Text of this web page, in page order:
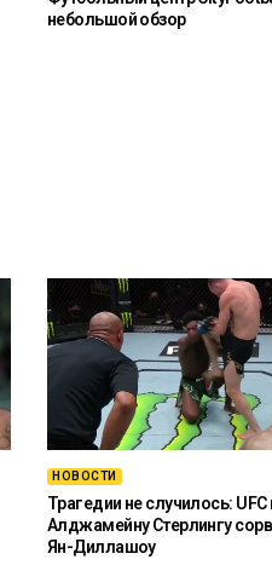
небольшой обзор
НОВОСТИ
Трагедии не случилось: UFC
Алджамейну Стерлингу
Ян-Диллашоу